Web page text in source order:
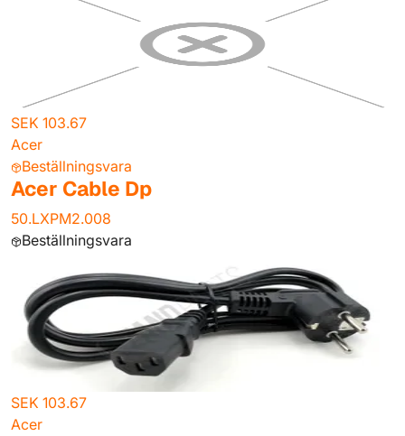
SEK 103.67
Acer
Beställningsvara
Acer Cable Dp
50.LXPM2.008
Beställningsvara
SEK 103.67
Acer